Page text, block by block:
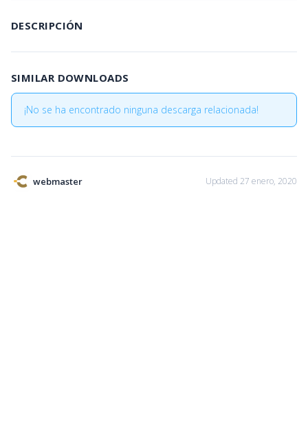
DESCRIPCIÓN
SIMILAR DOWNLOADS
¡No se ha encontrado ninguna descarga relacionada!
webmaster Updated 27 enero, 2020